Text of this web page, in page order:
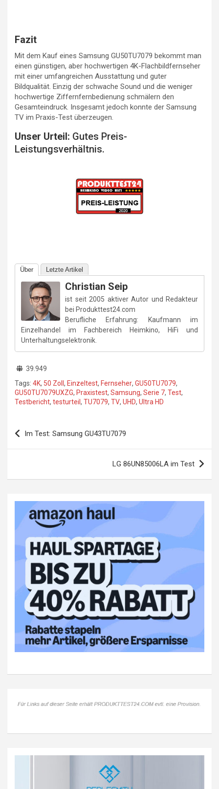
Fazit
Mit dem Kauf eines Samsung GU50TU7079 bekommt man
einen günstigen, aber hochwertigen 4K-Flachbildfernseher
mit einer umfangreichen Ausstattung und guter
Bildqualität. Einzig der schwache Sound und die weniger
hochwertige Ziffernfernbedienung schmälern den
Gesamteindruck. Insgesamt jedoch konnte der Samsung
TV im Praxis-Test überzeugen.
Unser Urteil: Gutes Preis-
Leistungsverhältnis.
Über Letzte Artikel
Christian Seip
ist seit 2005 aktiver Autor und Redakteur
bei Produkttest24.com
Berufliche Erfahrung: Kaufmann im
Einzelhandel im Fachbereich Heimkino, HiFi und
Unterhaltungselektronik.
39.949
Tags: 4K, 50 Zoll , Einzeltest, Fernseher, GU50TU7079,
GU50TU7079UXZG, Praxistest, Samsung, Serie 7, Test,
Testbericht, testurteil , TU7079, TV, UHD, Ultra HD
Beitragsnavigation
Im Test: Samsung GU43TU7079
LG 86UN85006LA im Test